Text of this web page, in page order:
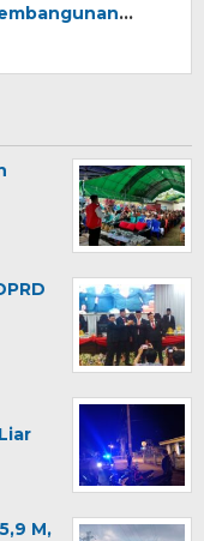
M,